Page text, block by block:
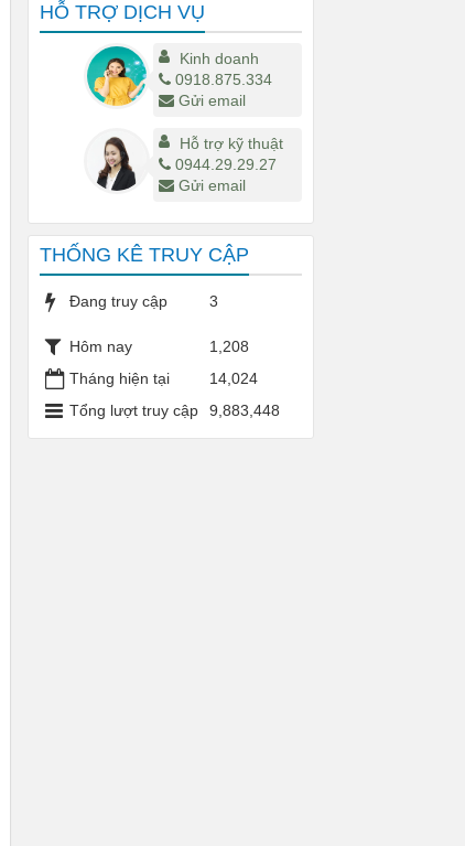
HỖ TRỢ DỊCH VỤ
Kinh doanh
0918.875.334
Gửi email
Hỗ trợ kỹ thuật
0944.29.29.27
Gửi email
THỐNG KÊ TRUY CẬP
Đang truy cập 3
Hôm nay
1,208
Tháng hiện tại
14,024
Tổng lượt truy cập
9,883,448